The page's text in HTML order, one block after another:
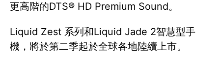
更高階的DTS® HD Premium Sound。
Liquid Zest 系列和Liquid Jade 2智慧型手
機，將於第二季起於全球各地陸續上市。